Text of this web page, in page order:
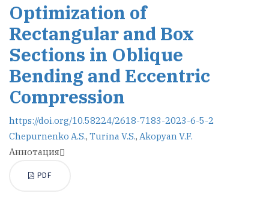
Optimization of
Rectangular and Box
Sections in Oblique
Bending and Eccentric
Compression
https://doi.org/10.58224/2618-7183-2023-6-5-2
Chepurnenko A.S., Turina V.S., Akopyan V.F.
Аннотация
PDF